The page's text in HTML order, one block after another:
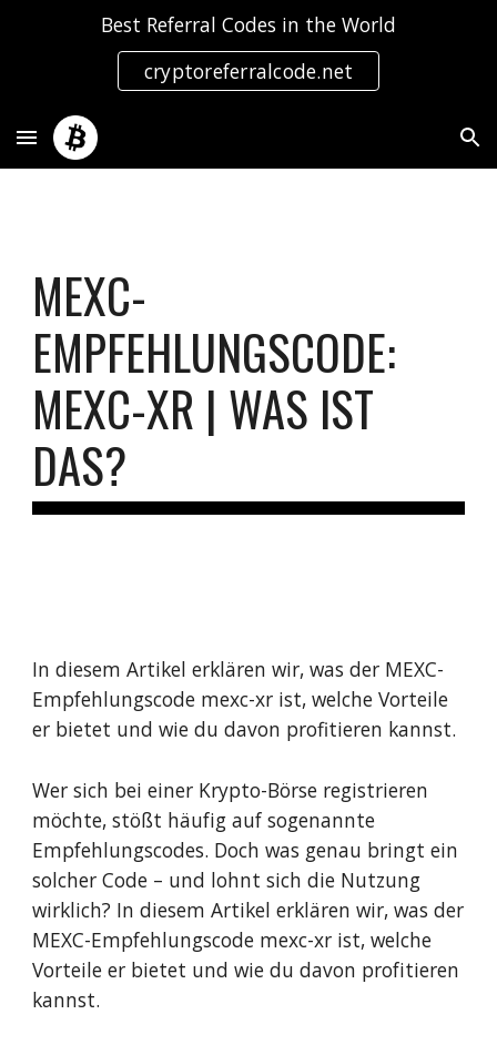
Best Referral Codes in the World
cryptoreferralcode.net
MEXC-
EMPFEHLUNGSCODE:
MEXC-XR | WAS IST
DAS?
In diesem Artikel erklären wir, was der MEXC-
Empfehlungscode mexc-xr ist, welche Vorteile
er bietet und wie du davon profitieren kannst.
Wer sich bei einer Krypto-Börse registrieren
möchte, stößt häufig auf sogenannte
Empfehlungscodes. Doch was genau bringt ein
solcher Code – und lohnt sich die Nutzung
wirklich? In diesem Artikel erklären wir, was der
MEXC-Empfehlungscode mexc-xr ist, welche
Vorteile er bietet und wie du davon profitieren
kannst.